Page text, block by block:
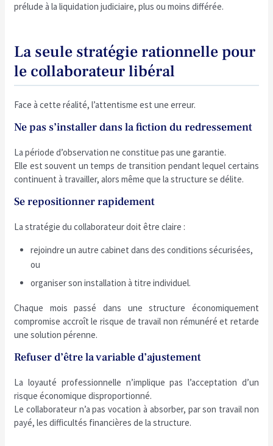
prélude à la liquidation judiciaire, plus ou moins différée.
La seule stratégie rationnelle pour
le collaborateur libéral
Face à cette réalité, l’attentisme est une erreur.
Ne pas s’installer dans la fiction du redressement
La période d’observation ne constitue pas une garantie.
Elle est souvent un temps de transition pendant lequel certains
continuent à travailler, alors même que la structure se délite.
Se repositionner rapidement
La stratégie du collaborateur doit être claire :
rejoindre un autre cabinet dans des conditions sécurisées,
ou
organiser son installation à titre individuel.
Chaque mois passé dans une structure économiquement
compromise accroît le risque de travail non rémunéré et retarde
une solution pérenne.
Refuser d’être la variable d’ajustement
La loyauté professionnelle n’implique pas l’acceptation d’un
risque économique disproportionné.
Le collaborateur n’a pas vocation à absorber, par son travail non
payé, les difficultés financières de la structure.